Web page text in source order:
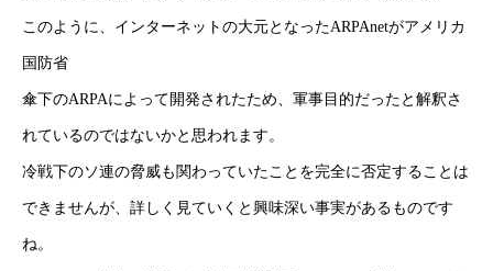
HOME
新着情報
会社概要
このように、インターネットの大元となったARPAnetがアメリカ
国防省
傘下のARPAによって開発されたため、軍事目的だったと解釈さ
れているのではないかと思われます。
冷戦下のソ連の脅威も関わっていたことを完全に否定することは
できませんが、詳しく見ていくと興味深い事実があるものです
ね。